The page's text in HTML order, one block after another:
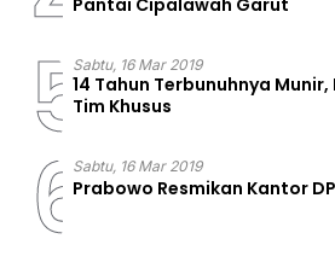
5Sabtu, 16 Mar 2019
14 Tahun Terbunuhnya
Tim Khusus
6Sabtu, 16 Mar 2019
Prabowo Resmikan Kantor